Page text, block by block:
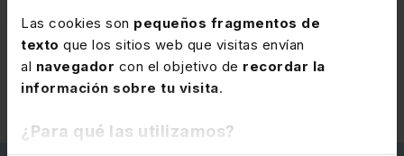
Las cookies son pequeños fragmentos de
texto que los sitios web que visitas envían
al navegador con el objetivo de recordar la
información sobre tu visita.
¿Para qué las utilizamos?
13 14 15 16 17